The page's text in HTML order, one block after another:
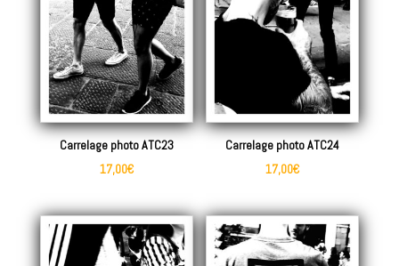
Carrelage photo ATC23
17,00€
Carrelage photo ATC24
17,00€